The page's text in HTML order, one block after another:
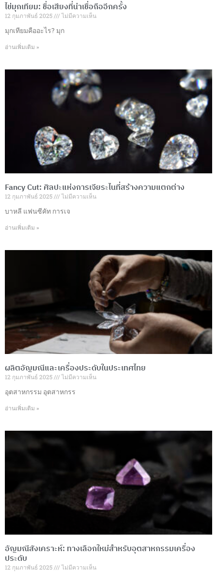
ไข่มุกเทียม: ชื่อเสียงที่น่าเชื่อถืออีกครั้ง
12 กุมภาพันธ์ 2025
ไม่มีความเห็น
มุกเทียมคืออะไร? มุก
อ่านเพิ่มเติม »
Fancy Cut: ศิลปะแห่งการเจียระไนที่สร้างความแตกต่าง
12 กุมภาพันธ์ 2025
ไม่มีความเห็น
บาหลี แฟนซีคัท การเจ
อ่านเพิ่มเติม »
ผลิตอัญมณีและเครื่องประดับในประเทศไทย
12 กุมภาพันธ์ 2025
ไม่มีความเห็น
อุตสาหกรรม อุตสาหกรร
อ่านเพิ่มเติม »
อัญมณีสังเคราะห์: ทางเลือกใหม่สำหรับอุตสาหกรรมเครื่อง
ประดับ
12 กุมภาพันธ์ 2025
ไม่มีความเห็น